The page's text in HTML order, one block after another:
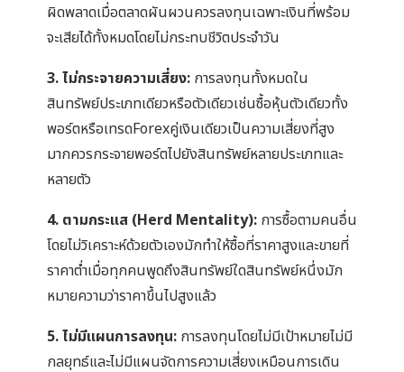
ผิดพลาดเมื่อตลาดผันผวนควรลงทุนเฉพาะเงินที่พร้อม
จะเสียได้ทั้งหมดโดยไม่กระทบชีวิตประจำวัน
3. ไม่กระจายความเสี่ยง: การลงทุนทั้งหมดใน
สินทรัพย์ประเภทเดียวหรือตัวเดียวเช่นซื้อหุ้นตัวเดียวทั้ง
พอร์ตหรือเทรดForexคู่เงินเดียวเป็นความเสี่ยงที่สูง
มากควรกระจายพอร์ตไปยังสินทรัพย์หลายประเภทและ
หลายตัว
4. ตามกระแส (Herd Mentality): การซื้อตามคนอื่น
โดยไม่วิเคราะห์ด้วยตัวเองมักทำให้ซื้อที่ราคาสูงและขายที่
ราคาต่ำเมื่อทุกคนพูดถึงสินทรัพย์ใดสินทรัพย์หนึ่งมัก
หมายความว่าราคาขึ้นไปสูงแล้ว
5. ไม่มีแผนการลงทุน: การลงทุนโดยไม่มีเป้าหมายไม่มี
กลยุทธ์และไม่มีแผนจัดการความเสี่ยงเหมือนการเดิน